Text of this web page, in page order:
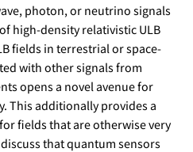
photon, or neutrino signals
high-density relativistic ULB
fields in terrestrial or space-
with other signals from
opens a novel avenue for
This additionally provides a
fields that are otherwise very
that quantum sensors